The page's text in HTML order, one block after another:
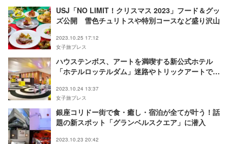
USJ「NO LIMIT！クリスマス 2023」フード＆グッ
ズ公開 雪色チュリトスや特別コースなど盛り沢山
2023.10.25 17:12
女子旅プレス
ハウステンボス、アートを満喫する新公式ホテル
「ホテルロッテルダム」迷路やトリックアートで遊
2023.10.24 13:37
女子旅プレス
銀座コリドー街で食・癒し・宿泊が全てが叶う！話
題の新スポット「グランベルスクエア」に潜入
2023.10.23 20:42